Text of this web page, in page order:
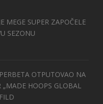
MEGE SUPER ZAPOČELE
SEZONU
OTPUTOVAO NA
HOOPS GLOBAL